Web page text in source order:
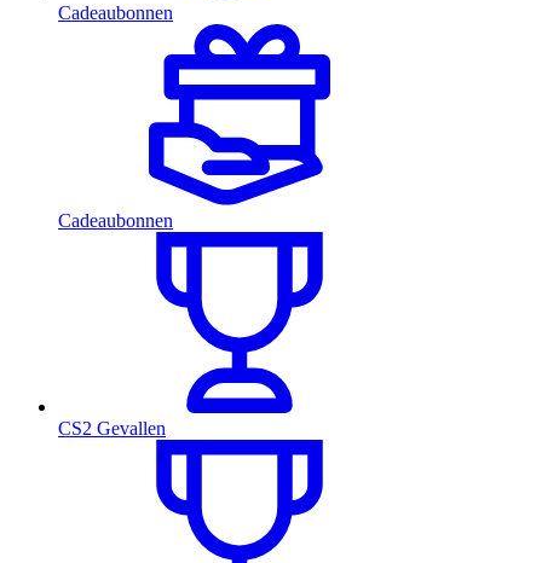
Cadeaubonnen
Cadeaubonnen
CS2 Gevallen